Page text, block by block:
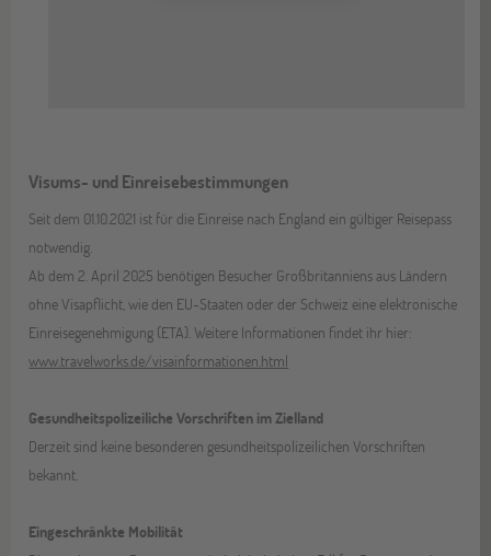
Visums- und Einreisebestimmungen
Seit dem 01.10.2021 ist für die Einreise nach England ein gültiger Reisepass
notwendig.
Ab dem 2. April 2025 benötigen Besucher Großbritanniens aus Ländern
ohne Visapflicht, wie den EU-Staaten oder der Schweiz eine elektronische
Einreisegenehmigung (ETA). Weitere Informationen findet ihr hier:
www.travelworks.de/visainformationen.html
Gesundheitspolizeiliche Vorschriften im Zielland
Derzeit sind keine besonderen gesundheitspolizeilichen Vorschriften
bekannt.
Eingeschränkte Mobilität